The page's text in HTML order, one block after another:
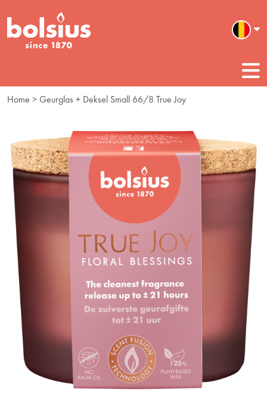
Home > Geurglas + Deksel Small 66/8 True Joy